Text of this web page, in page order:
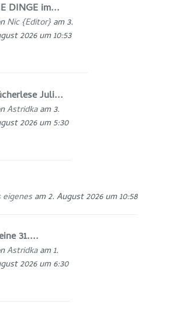
DINGE im...
Nic {Editor} am 3.
2026 um 10:53
Juli...
Astridkaam 3.
2026 um 5:30
eigenesam 2. August 2026 um 10:58
31....
Astridkaam 1.
2026 um 6:30